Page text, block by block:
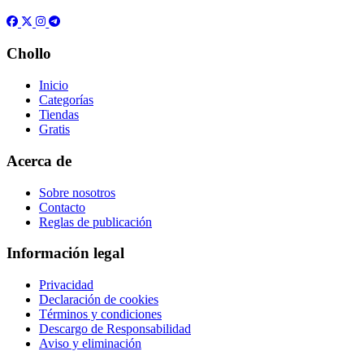
Chollo
Inicio
Categorías
Tiendas
Gratis
Acerca de
Sobre nosotros
Contacto
Reglas de publicación
Información legal
Privacidad
Declaración de cookies
Términos y condiciones
Descargo de Responsabilidad
Aviso y eliminación